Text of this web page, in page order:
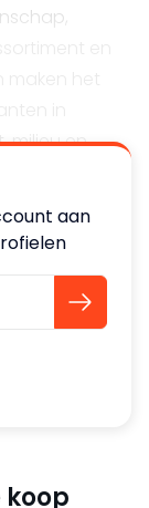
milieu en
kwaliteit in
tot
aan